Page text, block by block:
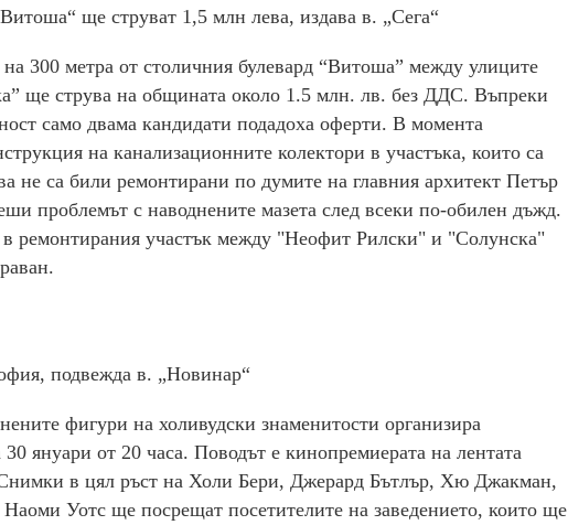
ще струват 1,5 млн лева, издава в. „Сега“
300 метра от столичния булевард “Витоша” между улиците
ще струва на общината около 1.5 млн. лв. без ДДС. Въпреки
само двама кандидати подадоха оферти. В момента
на канализационните колектори в участъка, които са
не са били ремонтирани по думите на главния архитект Петър
проблемът с наводнените мазета след всеки по-обилен дъжд.
ремонтирания участък между "Неофит Рилски" и "Солунска"
подвежда в. „Новинар“
фигури на холивудски знаменитости организира
януари от 20 часа. Поводът е кинопремиерата на лентата
в цял ръст на Холи Бери, Джерард Бътлър, Хю Джакман,
Уотс ще посрещат посетителите на заведението, които ще